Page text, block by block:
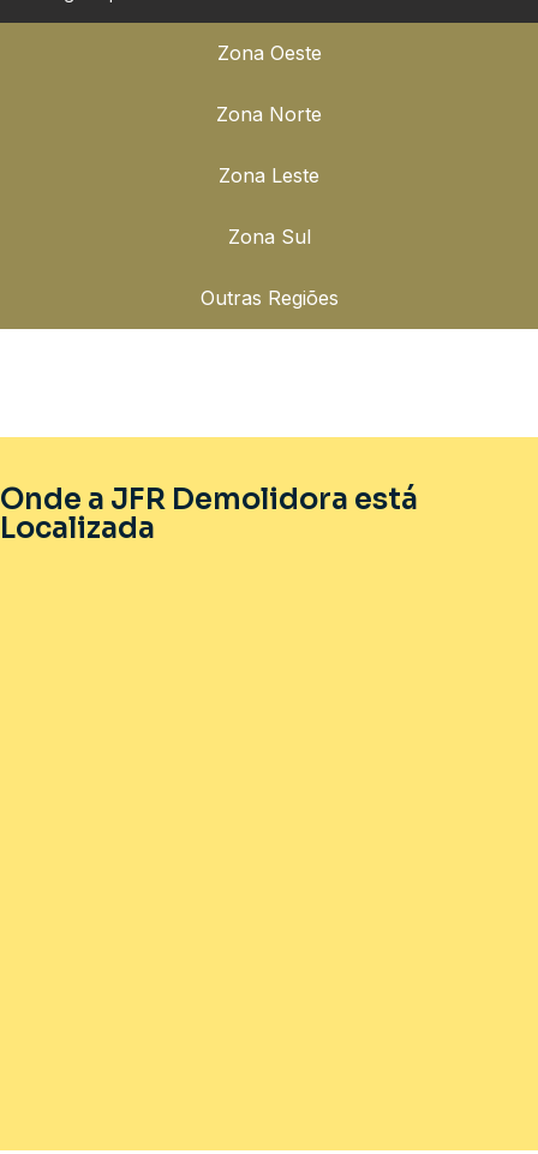
Zona Oeste
Zona Norte
Zona Leste
Zona Sul
Outras Regiões
Onde a JFR Demolidora está
Localizada